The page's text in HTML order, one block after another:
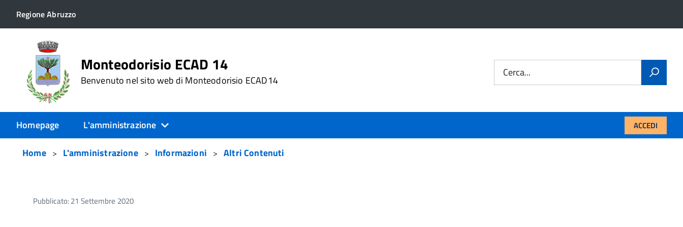
Regione Abruzzo
Monteodorisio ECAD 14
Benvenuto nel sito web di Monteodorisio ECAD14
Cerca...
Homepage L'amministrazione ACCEDI
Home L'amministrazione Informazioni Altri Contenuti
Pubblicato: 21 Settembre 2020